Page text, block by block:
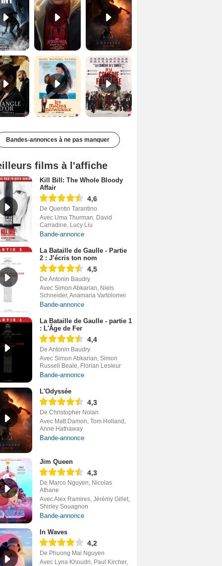
Le Triangle d'or Bande-annonce VF De la Comédie-Française Teaser VF
Bandes-annonces à ne pas manquer
films à l'affiche
Kill Bill: The Whole Bloody
Affair
4,6
De Quentin Tarantino
Avec Uma Thurman, David
Carradine, Lucy Liu
Bande-annonce
La Bataille de Gaulle - Partie
2 : J’écris ton nom
4,5
De Antonin Baudry
Avec Simon Abkarian, Niels
Schneider, Anamaria Vartolomei
Bande-annonce
La Bataille de Gaulle - partie 1
: L'Âge de Fer
4,4
De Antonin Baudry
Avec Simon Abkarian, Simon
Russell Beale, Florian Lesieur
Bande-annonce
L'Odyssée
4,3
De Christopher Nolan
Avec Matt Damon, Tom Holland,
Anne Hathaway
Bande-annonce
Jim Queen
4,3
De Marco Nguyen, Nicolas
Athane
Avec Alex Ramires, Jérémy Gillet,
Shirley Souagnon
Bande-annonce
In Waves
4,2
De Phuong Mai Nguyen
Avec Lyna Khoudri, Paul Kircher,